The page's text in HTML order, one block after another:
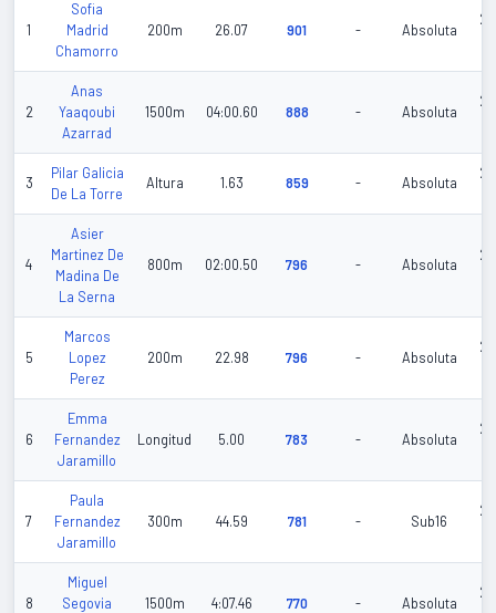
1
Sofia
Madrid
Chamorro
200m 26.07 901 - Absoluta
2
Anas
Yaaqoubi
Azarrad
1500m 04:00.60 888 - Absoluta
3
Pilar Galicia
De La Torre
Altura 1.63 859 - Absoluta
4
Asier
Martinez De
Madina De
La Serna
800m 02:00.50 796 - Absoluta
5
Marcos
Lopez
Perez
200m 22.98 796 - Absoluta
6
Emma
Fernandez
Jaramillo
Longitud 5.00 783 - Absoluta
7
Paula
Fernandez
Jaramillo
300m 44.59 781 - Sub16
8
Miguel
Segovia
1500m 4:07.46 770 - Absoluta